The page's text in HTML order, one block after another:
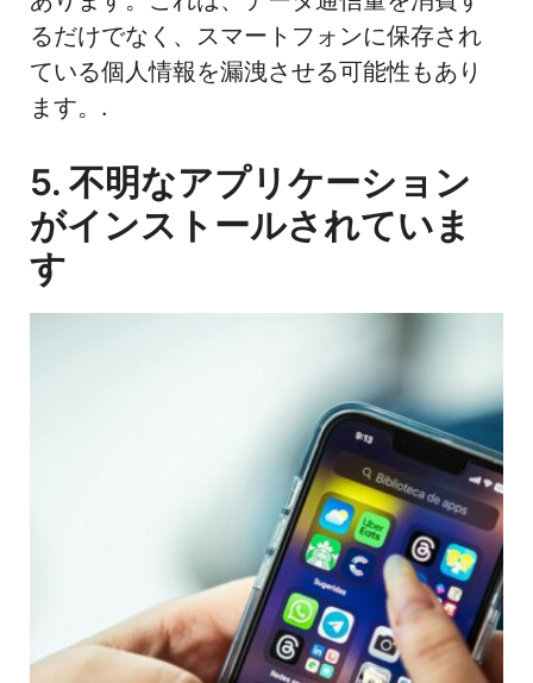
るだけでなく、スマートフォンに保存され
ている個人情報を漏洩させる可能性もあり
ます。.
5. 不明なアプリケーション
がインストールされていま
す